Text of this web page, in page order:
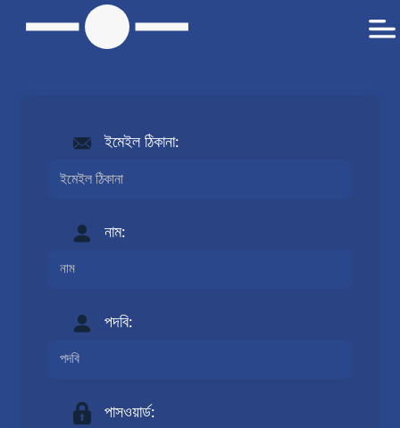
ইমেইল ঠিকানা:
নাম:
পদবি:
পাসওয়ার্ড: